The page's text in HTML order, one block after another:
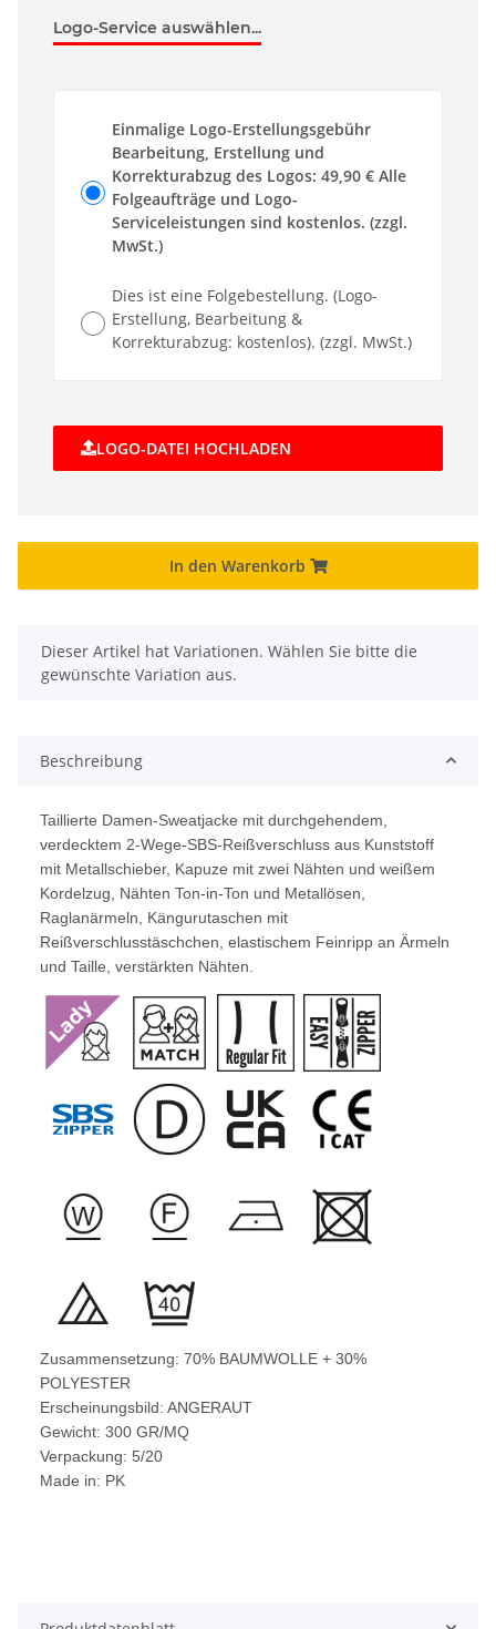
Logo-Service auswählen...
Einmalige Logo-Erstellungsgebühr
Bearbeitung, Erstellung und
Korrekturabzug des Logos: 49,90 € Alle
Folgeaufträge und Logo-
Serviceleistungen sind kostenlos. (zzgl.
MwSt.)
Dies ist eine Folgebestellung. (Logo-
Erstellung, Bearbeitung &
Korrekturabzug: kostenlos). (zzgl. MwSt.)
LOGO-DATEI HOCHLADEN
In den Warenkorb
x
Dieser Artikel hat Variationen. Wählen Sie bitte die
gewünschte Variation aus.
Beschreibung
Taillierte Damen-Sweatjacke mit durchgehendem,
verdecktem 2-Wege-SBS-Reißverschluss aus Kunststoff
mit Metallschieber, Kapuze mit zwei Nähten und weißem
Kordelzug, Nähten Ton-in-Ton und Metallösen,
Raglanärmeln, Kängurutaschen mit
Reißverschlusstäschchen, elastischem Feinripp an Ärmeln
und Taille, verstärkten Nähten.
Zusammensetzung: 70% BAUMWOLLE + 30%
POLYESTER
Erscheinungsbild: ANGERAUT
Gewicht: 300 GR/MQ
Verpackung: 5/20
Made in: PK